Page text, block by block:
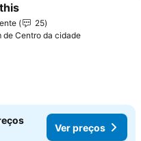
aos favoritos
25
de Centro da cidade
Ver preços